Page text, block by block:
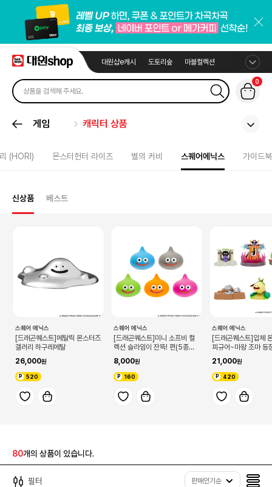
대원샵e캐시 도토리숲 마블컬렉션
0
게임 캐릭터 상품
(HORI) 몬스터헌터 라이즈 별의 커비 스퀘어에닉스 가이드북
신상품 베스트
스퀘어 에닉스
[드래곤퀘스트]메탈릭 몬스터즈
갤러리 하구레메탈
26,000
520
스퀘어 에닉스
[드래곤퀘스트]미니 소프비 컬
렉션 슬라임이 잔뜩! 편(5종랜
8,000
160
스퀘어 에닉스
[드래곤퀘스트]입체
피규어~마왕 조마 등
21,000
420
80개의 상품이 있습니다.
필터 판매인기순